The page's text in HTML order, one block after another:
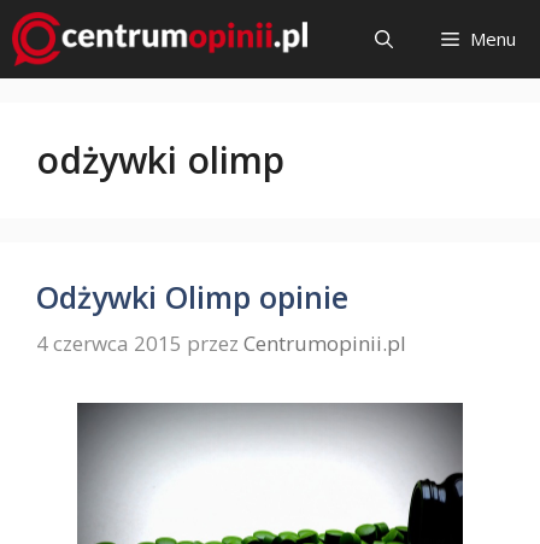
Przejdź
do
treści
Menu
odżywki olimp
Odżywki Olimp opinie
4 czerwca 2015 przez Centrumopinii.pl